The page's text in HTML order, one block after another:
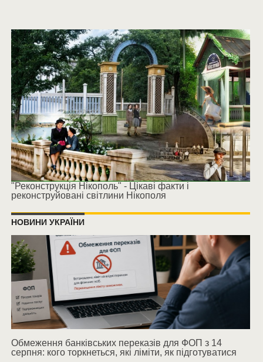
"Реконструкція Нікополь" - Цікаві факти і
реконструйовані світлини Нікополя
НОВИНИ УКРАЇНИ
Обмеження банківських переказів для ФОП з 14
серпня: кого торкнеться, які ліміти, як підготуватися